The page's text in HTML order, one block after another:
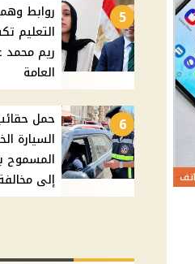
5
روابط
العامة
6
حمل
السيارة
المسموح
إلى